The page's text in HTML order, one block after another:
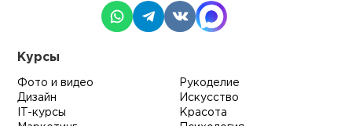
Курсы
Фото и видео
Дизайн
IT-курсы
Рукоделие
Искусство
Красота